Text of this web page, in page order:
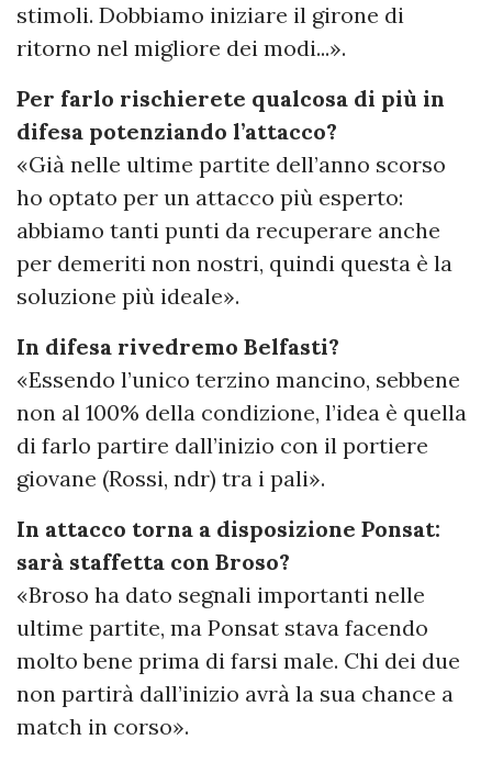
stimoli. Dobbiamo iniziare il girone di
ritorno nel migliore dei modi...».
Per farlo rischierete qualcosa di più in
difesa potenziando l’attacco?
«Già nelle ultime partite dell’anno scorso
ho optato per un attacco più esperto:
abbiamo tanti punti da recuperare anche
per demeriti non nostri, quindi questa è la
soluzione più ideale».
In difesa rivedremo Belfasti?
«Essendo l’unico terzino mancino, sebbene
non al 100% della condizione, l’idea è quella
di farlo partire dall’inizio con il portiere
giovane (Rossi, ndr) tra i pali».
In attacco torna a disposizione Ponsat:
sarà staffetta con Broso?
«Broso ha dato segnali importanti nelle
ultime partite, ma Ponsat stava facendo
molto bene prima di farsi male. Chi dei due
non partirà dall’inizio avrà la sua chance a
match in corso».